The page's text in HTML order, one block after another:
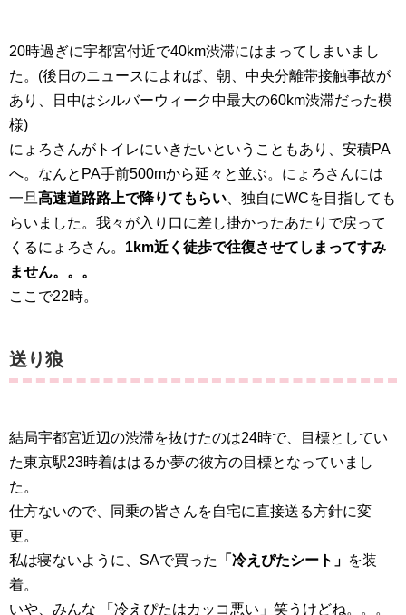
20時過ぎに宇都宮付近で40km渋滞にはまってしまいまし
た。(後日のニュースによれば、朝、中央分離帯接触事故が
あり、日中はシルバーウィーク中最大の60km渋滞だった模
様)
にょろさんがトイレにいきたいということもあり、安積PA
へ。なんとPA手前500mから延々と並ぶ。にょろさんには
一旦高速道路路上で降りてもらい 、独自にWCを目指しても
らいました。我々が入り口に差し掛かったあたりで戻って
くるにょろさん。 1km近く徒歩で往復させてしまってすみ
ません。。。
ここで22時。
送り狼
結局宇都宮近辺の渋滞を抜けたのは24時で、目標としてい
た東京駅23時着ははるか夢の彼方の目標となっていまし
た。
仕方ないので、同乗の皆さんを自宅に直接送る方針に変
更。
私は寝ないように、SAで買った
「冷えぴたシート」 を装
着。
いや、みんな 「冷えぴたはカッコ悪い」笑うけどね。。。